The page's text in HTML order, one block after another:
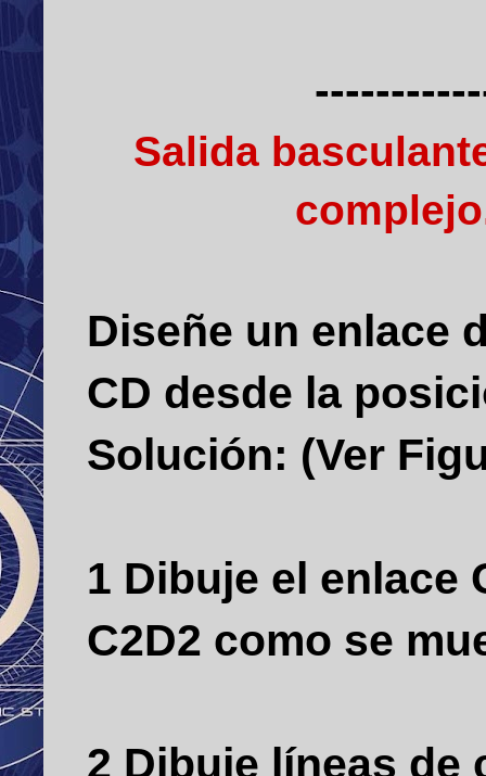
Salida
Diseñe un enlace
CD desde la
Solución: (Ver
1 Dibuje el enlace
C2D2 como se
2 Dibuje líneas de